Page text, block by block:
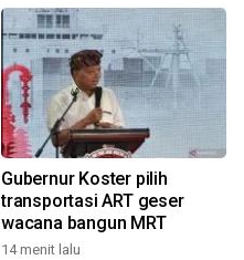
Gubernur Koster pilih
transportasi ART geser
wacana bangun MRT
14 menit lalu